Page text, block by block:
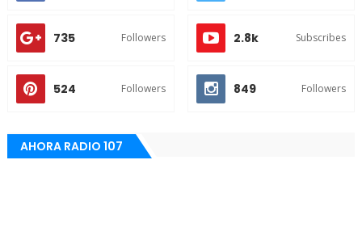
735 Followers 2.8k Subscribes
524 Followers 849 Followers
AHORA RADIO 107